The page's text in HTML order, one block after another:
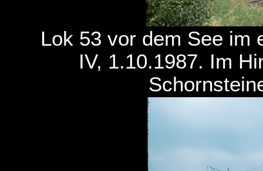
Lok 53 vor dem See im
IV, 1.10.1987. Im